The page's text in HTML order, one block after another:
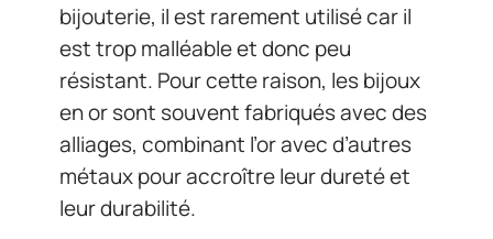
bijouterie, il est rarement utilisé car il
est trop malléable et donc peu
résistant. Pour cette raison, les bijoux
en or sont souvent fabriqués avec des
alliages, combinant l’or avec d’autres
métaux pour accroître leur dureté et
leur durabilité.